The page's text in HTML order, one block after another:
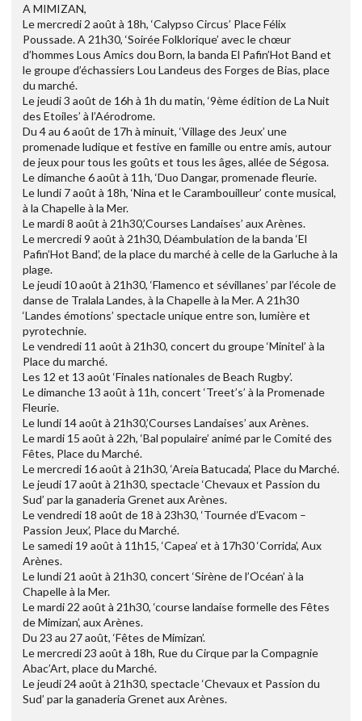
A MIMIZAN,
Le mercredi 2 août à 18h, ‘Calypso Circus’ Place Félix
Poussade. A 21h30, ‘Soirée Folklorique’ avec le chœur
d’hommes Lous Amics dou Born, la banda El Pafin’Hot Band et
le groupe d’échassiers Lou Landeus des Forges de Bias, place
du marché.
Le jeudi 3 août de 16h à 1h du matin, ‘9ème édition de La Nuit
des Etoiles’ à l’Aérodrome.
Du 4 au 6 août de 17h à minuit, ‘Village des Jeux’ une
promenade ludique et festive en famille ou entre amis, autour
de jeux pour tous les goûts et tous les âges, allée de Ségosa.
Le dimanche 6 août à 11h, ‘Duo Dangar, promenade fleurie.
Le lundi 7 août à 18h, ‘Nina et le Carambouilleur’ conte musical,
à la Chapelle à la Mer.
Le mardi 8 août à 21h30,’Courses Landaises’ aux Arènes.
Le mercredi 9 août à 21h30, Déambulation de la banda ‘El
Pafin’Hot Band’, de la place du marché à celle de la Garluche à la
plage.
Le jeudi 10 août à 21h30, ‘Flamenco et sévillanes’ par l’école de
danse de Tralala Landes, à la Chapelle à la Mer. A 21h30
‘Landes émotions’ spectacle unique entre son, lumière et
pyrotechnie.
Le vendredi 11 août à 21h30, concert du groupe ‘Minitel’ à la
Place du marché.
Les 12 et 13 août ‘Finales nationales de Beach Rugby’.
Le dimanche 13 août à 11h, concert ‘Treet’s’ à la Promenade
Fleurie.
Le lundi 14 août à 21h30,’Courses Landaises’ aux Arènes.
Le mardi 15 août à 22h, ‘Bal populaire’ animé par le Comité des
Fêtes, Place du Marché.
Le mercredi 16 août à 21h30, ‘Areia Batucada’, Place du Marché.
Le jeudi 17 août à 21h30, spectacle ‘Chevaux et Passion du
Sud’ par la ganaderia Grenet aux Arènes.
Le vendredi 18 août de 18 à 23h30, ‘Tournée d’Evacom –
Passion Jeux’, Place du Marché.
Le samedi 19 août à 11h15, ‘Capea’ et à 17h30 ‘Corrida’, Aux
Arènes.
Le lundi 21 août à 21h30, concert ‘Sirène de l’Océan’ à la
Chapelle à la Mer.
Le mardi 22 août à 21h30, ‘course landaise formelle des Fêtes
de Mimizan’, aux Arènes.
Du 23 au 27 août, ‘Fêtes de Mimizan’.
Le mercredi 23 août à 18h, Rue du Cirque par la Compagnie
Abac’Art, place du Marché.
Le jeudi 24 août à 21h30, spectacle ‘Chevaux et Passion du
Sud’ par la ganaderia Grenet aux Arènes.